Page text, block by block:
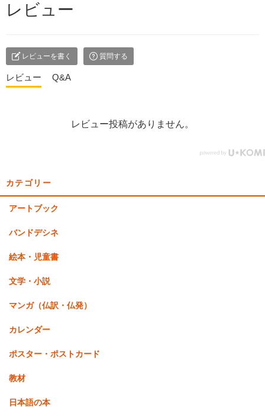
レビュー
レビューを書く 質問する
レビュー Q&A
レビュー投稿がありません。
カテゴリー
アートブック
バンドデシネ
絵本・児童書
文学・小説
マンガ（仏訳・仏発）
カレンダー
ポスター・ポストカード
教材
日本語の本